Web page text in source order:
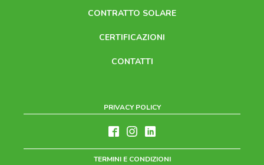
CONTRATTO SOLARE
CERTIFICAZIONI
CONTATTI
PRIVACY POLICY
TERMINI E CONDIZIONI